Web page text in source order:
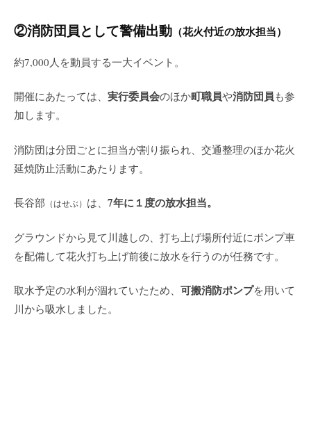
②消防団員として警備出動 （花火付近の放水担当）
約7,000人を動員する一大イベント。
開催にあたっては、 実行委員会のほか町職員や消防団員も参
加します。
消防団は分団ごとに担当が割り振られ、交通整理のほか花火
延焼防止活動にあたります。
長谷部 （はせぶ） は、 7年に１度の放水担当。
グラウンドから見て川越しの、打ち上げ場所付近にポンプ車
を配備して花火打ち上げ前後に放水を行うのが任務です。
取水予定の水利が涸れていたため、 可搬消防ポンプを用いて
川から吸水しました。